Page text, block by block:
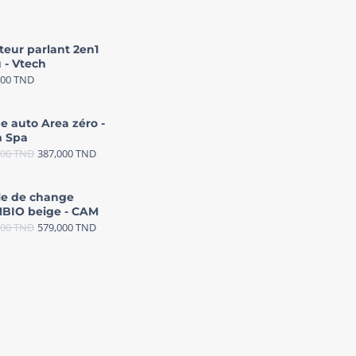
parlant 2en1
- Vtech
TND
auto Area zéro -
Spa
TND 387,000TND
de change
beige - CAM
TND 579,000TND